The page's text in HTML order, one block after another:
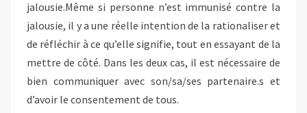
jalousie.Même si personne n’est immunisé contre la
jalousie, il y a une réelle intention de la rationaliser et
de réfléchir à ce qu’elle signifie, tout en essayant de la
mettre de côté. Dans les deux cas, il est nécessaire de
bien communiquer avec son/sa/ses partenaire.s et
d’avoir le consentement de tous.